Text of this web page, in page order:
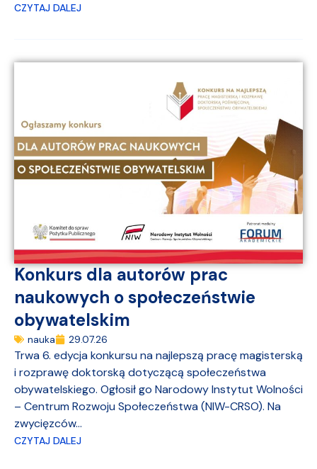
CZYTAJ DALEJ
Konkurs dla autorów prac
naukowych o społeczeństwie
obywatelskim
nauka 29.07.26
Trwa 6. edycja konkursu na najlepszą pracę magisterską
i rozprawę doktorską dotyczącą społeczeństwa
obywatelskiego. Ogłosił go Narodowy Instytut Wolności
– Centrum Rozwoju Społeczeństwa (NIW-CRSO). Na
zwycięzców...
CZYTAJ DALEJ